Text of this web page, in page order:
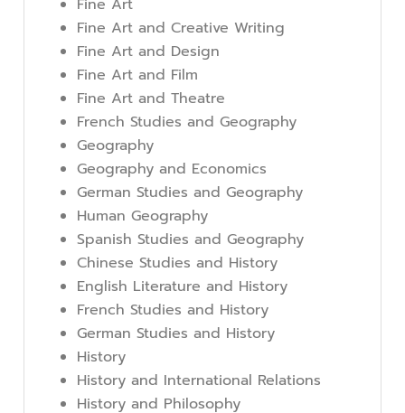
Fine Art
Fine Art and Creative Writing
Fine Art and Design
Fine Art and Film
Fine Art and Theatre
French Studies and Geography
Geography
Geography and Economics
German Studies and Geography
Human Geography
Spanish Studies and Geography
Chinese Studies and History
English Literature and History
French Studies and History
German Studies and History
History
History and International Relations
History and Philosophy